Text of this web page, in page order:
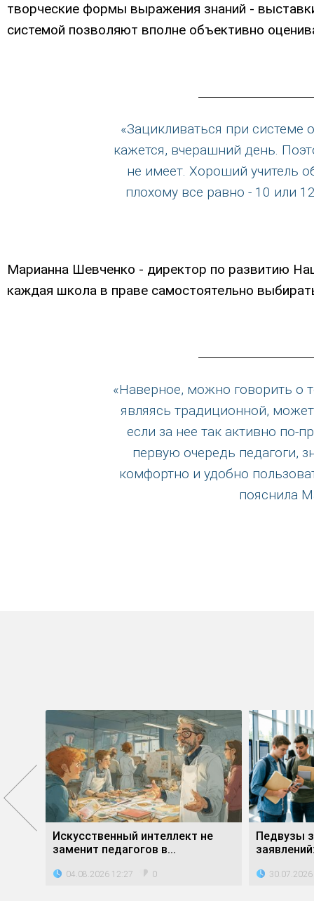
творческие формы выражения знаний -
системой позволяют вполне объективно
«Зацикливаться при системе
кажется, вчерашний день.
не имеет. Хороший учитель
плохому все равно - 10 или
Марианна Шевченко - директор по развитию
каждая школа в праве самостоятельно
«Наверное, можно говорить о
являясь традиционной,
если за нее так активно по-
первую очередь педагоги,
комфортно и удобно
пояснила
Искусственный интеллект не
заменит педагогов в...
04.08.2026 12:27 0
Педвузы